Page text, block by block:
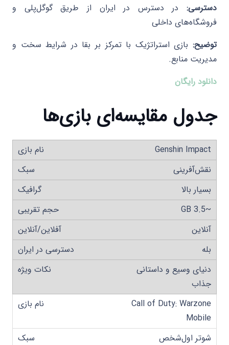
دسترسی: در دسترس در ایران از طریق گوگل‌پلی و
فروشگاه‌های داخلی
توضیح: بازی استراتژیک با تمرکز بر بقا در شرایط سخت و
مدیریت منابع.​
دانلود رایگان
جدول مقایسه‌ای بازی‌ها
Genshin Impact
نقش‌آفرینی
بسیار بالا
~3.5 GB
آنلاین
بله
دنیای وسیع و داستانی
جذاب
Call of Duty: Warzone
Mobile
شوتر اول‌شخص